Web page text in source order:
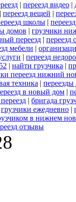
| переезд видео |
| переезд вещей |
школы |
домов | грузчики
переезд | переезд
мебели |
| переезд
| найти грузчика |
переезд нижний
техника | переезды
в новый дом |
| бригада
грузчики ежедневно |
в нижнем
отзывы